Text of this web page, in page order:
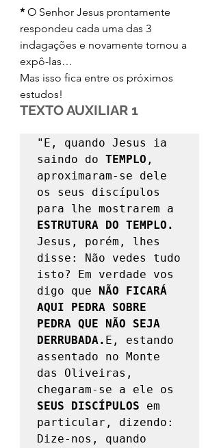
* O Senhor Jesus prontamente
respondeu cada uma das 3
indagações e novamente tornou a
expô-las…
Mas isso fica entre os próximos
estudos!
TEXTO AUXILIAR 1
"E, quando Jesus ia
saindo do TEMPLO ,
aproximaram-se dele
os seus discípulos
Jesus, porém, lhes
disse: Não vedes tudo
isto? Em verdade vos
digo que NÃO FICARÁ
AQUI PEDRA SOBRE
PEDRA QUE NÃO SEJA
DERRUBADA. E, estando
assentado no Monte
das Oliveiras,
SEUS DISCÍPULOS em
particular, dizendo:
Dize-nos, quando